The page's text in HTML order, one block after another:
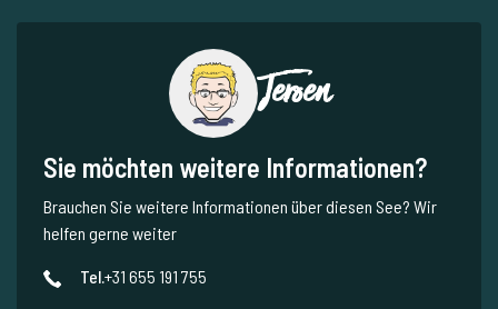
Jeroen
Sie möchten weitere Informationen?
Brauchen Sie weitere Informationen über diesen See? Wir
helfen gerne weiter
Tel.+31 655 191 755